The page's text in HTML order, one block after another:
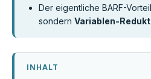
Der eigentliche BARF-
sondern Variablen-
INHALT